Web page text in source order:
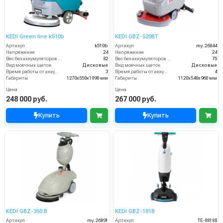
KEDI Green line k510b
Артикул
k510b
Напряжение
24
82
Вид моечных щеток
Дисковые
Время работы от аккумуляторов (ч)
3
Габариты
1270х550х1090 мм
Цена
248 000 руб.
Купить
KEDI GBZ-520BT
Артикул
my.26844
Напряжение
24
75
Вид моечных щеток
Дисковые
Время работы от аккумуляторов (ч)
4
Габариты
1120х540х960 мм
Цена
267 000 руб.
Купить
KEDI GBZ-350 B
Артикул my.26891
KEDI GBZ-181B
Артикул TE-88188